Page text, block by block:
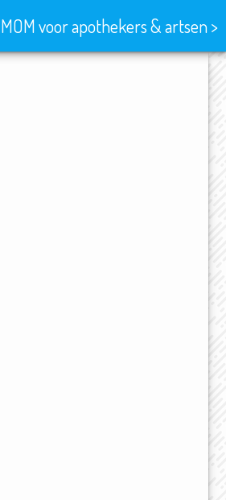
MOM voor apothekers & artsen >